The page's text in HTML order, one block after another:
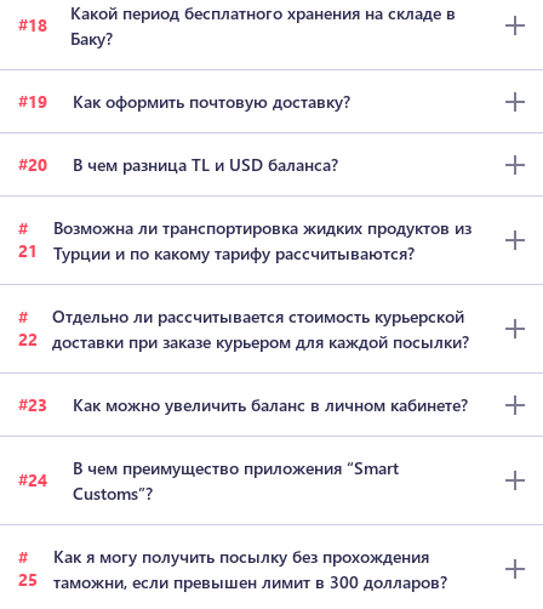
18
Какой период бесплатного хранения на складе в
Баку?
19 Как оформить почтовую доставку?
20 В чем разница TL и USD баланса?
21
Возможна ли транспортировка жидких продуктов из
Турции и по какому тарифу рассчитываются?
22
Отдельно ли рассчитывается стоимость курьерской
доставки при заказе курьером для каждой посылки?
23 Как можно увеличить баланс в личном кабинете?
24
В чем преимущество приложения “Smart
Customs”?
25
Как я могу получить посылку без прохождения
таможни, если превышен лимит в 300 долларов?